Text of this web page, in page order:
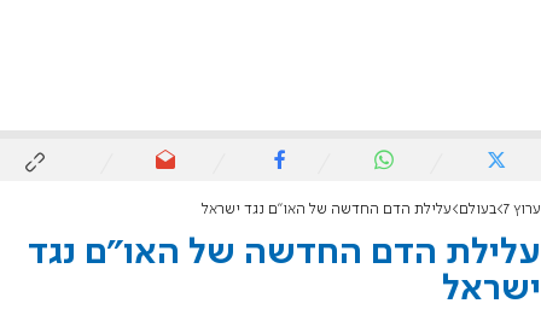
ערוץ 7 בעולם עלילת הדם החדשה של האו"ם נגד ישראל
עלילת הדם החדשה של האו"ם נגד
ישראל